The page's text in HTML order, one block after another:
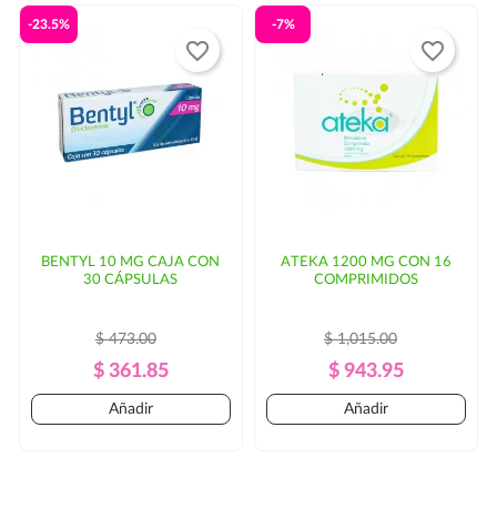
BENTYL 10 MG CAJA CON
30 CÁPSULAS
Precio
Regular
$ 473.00
Precio
$ 361.85
-23.5%
Añadir
favorite_border
ATEKA 1200 MG CON 16
COMPRIMIDOS
Precio
Regular
$ 1,015.00
Precio
$ 943.95
-7%
Añadir
favorite_border